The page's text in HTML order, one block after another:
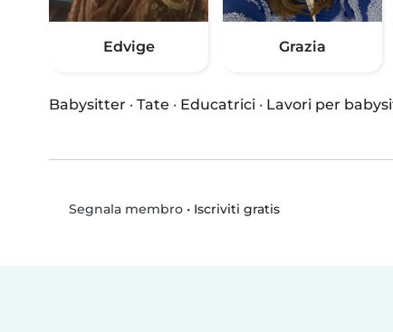
Edvige Grazia
Babysitter · Tate · Educatrici · Lavori per
Segnala membro• Iscriviti gratis